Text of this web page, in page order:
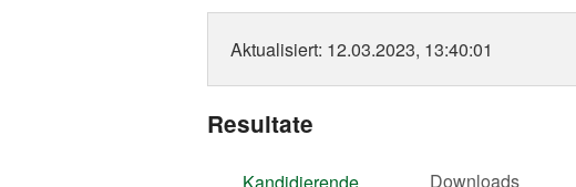
Aktualisiert: 12.03.2023, 13:40:01
Resultate
Downloads